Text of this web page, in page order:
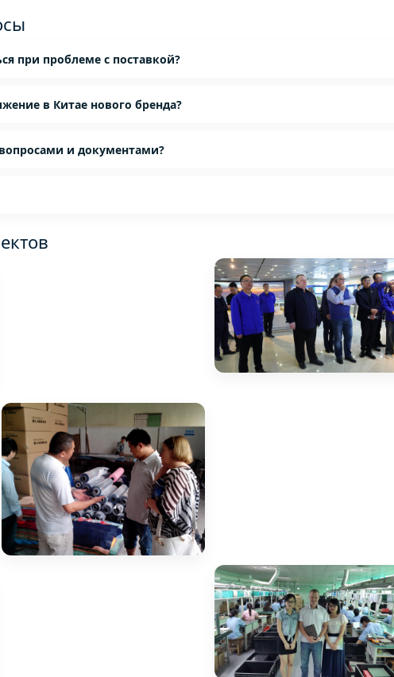
при проблеме с поставкой?
в Китае нового бренда?
и документами?